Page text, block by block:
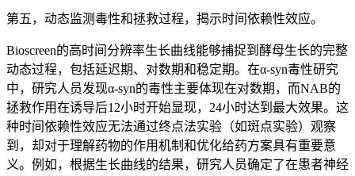
第五，动态监测毒性和拯救过程，揭示时间依赖性效应。
Bioscreen的高时间分辨率生长曲线能够捕捉到酵母生长的完整
动态过程，包括延迟期、对数期和稳定期。在α-syn毒性研究
中，研究人员发现α-syn的毒性主要体现在对数期，而NAB的
拯救作用在诱导后12小时开始显现，24小时达到最大效果。这
种时间依赖性效应无法通过终点法实验（如斑点实验）观察
到，却对于理解药物的作用机制和优化给药方案具有重要意
义。例如，根据生长曲线的结果，研究人员确定了在患者神经